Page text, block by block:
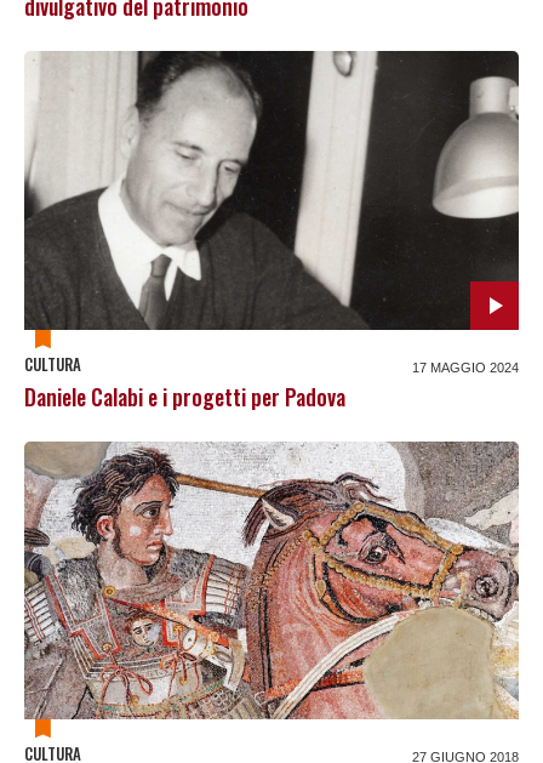
CULTURA 17 MAGGIO 2024
Daniele Calabi e i progetti per Padova
CULTURA 27 GIUGNO 2018